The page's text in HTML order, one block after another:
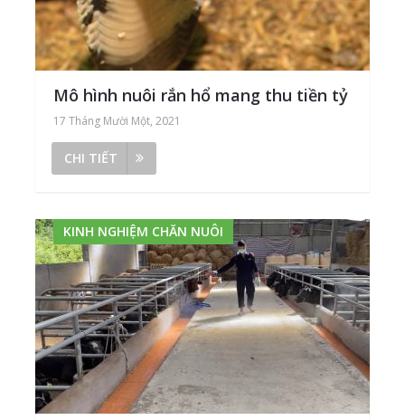
Mô hình nuôi rắn hổ mang thu tiền tỷ
17 Tháng Mười Một, 2021
CHI TIẾT
KINH NGHIỆM CHĂN NUÔI